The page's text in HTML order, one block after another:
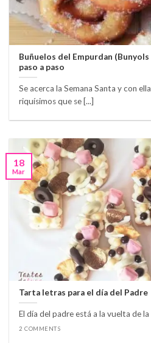
Buñuelos del Empurdan
paso a paso
Se acerca la Semana Santa y con
riquísimos que se [...]
Tarta letras para el día del Padre
El día del padre está a la vuelta de
2 COMMENTS
18
Mar